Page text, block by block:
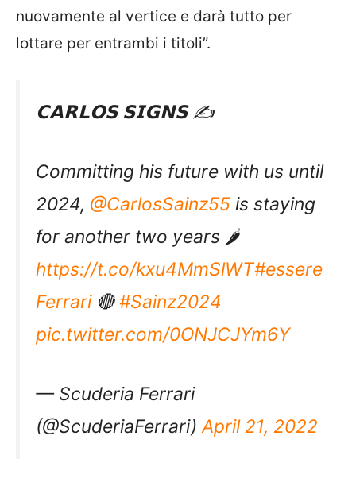
nuovamente al vertice e darà tutto per
lottare per entrambi i titoli”.
𝗖𝗔𝗥𝗟𝗢𝗦 𝗦𝗜𝗚𝗡𝗦 ✍️
Committing his future with us until
2024, @CarlosSainz55 is staying
for another two years 🌶
https://t.co/kxu4MmSlWT#essere
Ferrari🔴#Sainz2024
pic.twitter.com/0ONJCJYm6Y
— Scuderia Ferrari
(@ScuderiaFerrari)April 21, 2022